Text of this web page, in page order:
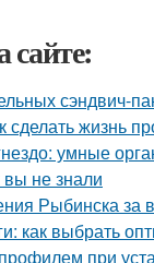
сайте:
сэндвич-
сделать жизнь
умные
не знали
Рыбинска за
как выбрать
при